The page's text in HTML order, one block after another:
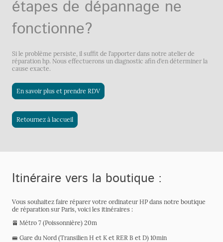
étapes de dépannage ne
fonctionne?
Si le problème persiste, il suffit de l’apporter dans notre atelier de
réparation hp. Nous effectuerons un diagnostic afin d’en déterminer la
cause exacte.
En savoir plus et prendre RDV
Retournez à laccueil
Itinéraire vers la boutique :
Vous souhaitez faire réparer votre ordinateur HP dans notre boutique
de réparation sur Paris, voici les itinéraires :
🚈 Métro 7 (Poissonnière) 20m
🚝 Gare du Nord (Transilien H et K et RER B et D) 10min